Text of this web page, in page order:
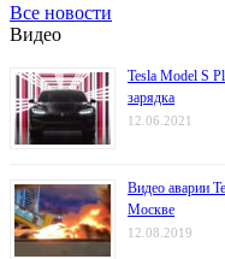
Все новости
Видео
Tesla Model S
зарядка
12.06.2021
Видео аварии
Москве
12.08.2019